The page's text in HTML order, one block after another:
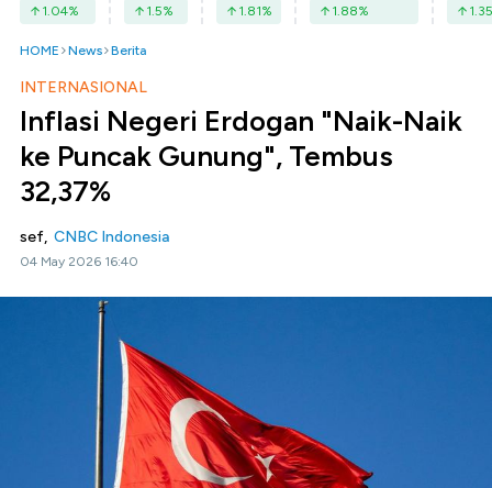
1.04% 1.5% 1.81% 1.88% 1.35
HOME News Berita
INTERNASIONAL
Inflasi Negeri Erdogan "Naik-Naik
ke Puncak Gunung", Tembus
32,37%
sef, CNBC Indonesia
04 May 2026 16:40